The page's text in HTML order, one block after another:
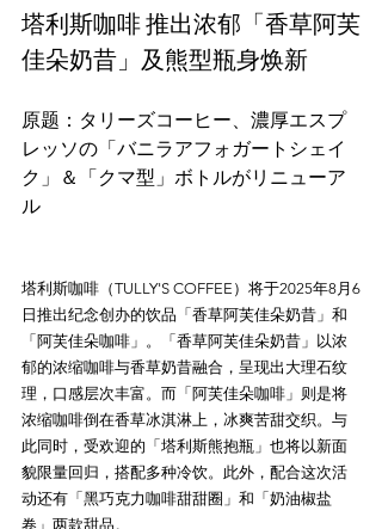
塔利斯咖啡 推出浓郁「香草阿芙
佳朵奶昔」及熊型瓶身焕新
原题：タリーズコーヒー、濃厚エスプ
レッソの「バニラアフォガートシェイ
ク」＆「クマ型」ボトルがリニューア
塔利斯咖啡（TULLY'S COFFEE）将于2025年8月6
日推出纪念创办的饮品「香草阿芙佳朵奶昔」和
「阿芙佳朵咖啡」。「香草阿芙佳朵奶昔」以浓
郁的浓缩咖啡与香草奶昔融合，呈现出大理石纹
理，口感层次丰富。而「阿芙佳朵咖啡」则是将
浓缩咖啡倒在香草冰淇淋上，冰爽苦甜交织。与
此同时，受欢迎的「塔利斯熊抱瓶」也将以新面
貌限量回归，搭配多种冷饮。此外，配合这次活
动还有「黑巧克力咖啡甜甜圈」和「奶油椒盐